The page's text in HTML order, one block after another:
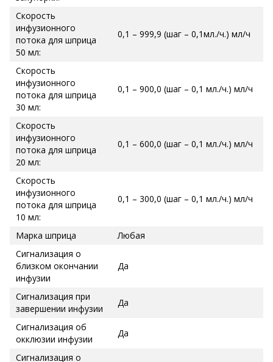
Скорость
инфузионного
потока для шприца
50 мл:
0,1 – 999,9 (шаг – 0,1мл./ч.) мл/ч
Скорость
инфузионного
потока для шприца
30 мл:
0,1 – 900,0 (шаг – 0,1 мл./ч.) мл/ч
Скорость
инфузионного
потока для шприца
20 мл:
0,1 – 600,0 (шаг – 0,1 мл./ч.) мл/ч
Скорость
инфузионного
потока для шприца
10 мл:
0,1 – 300,0 (шаг – 0,1 мл./ч.) мл/ч
Марка шприца
Любая
Сигнализация о
близком окончании
инфузии
Да
Сигнализация при
завершении инфузии
Да
Сигнализация об
окклюзии инфузии
Да
Сигнализация о